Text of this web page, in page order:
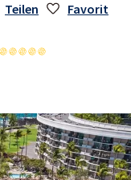
Teilen Favorit